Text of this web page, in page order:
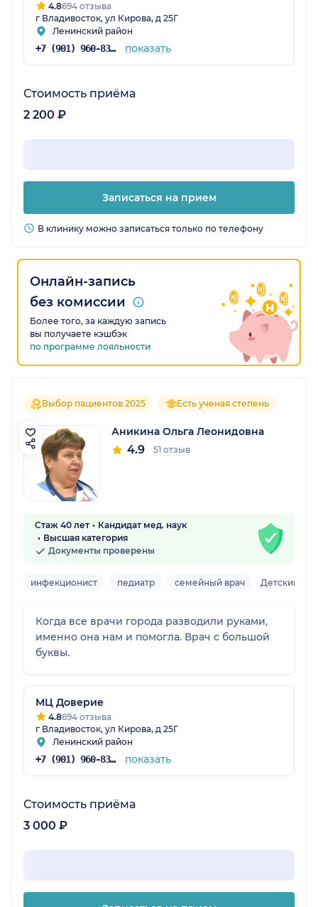
4.8694 отзыва
г Владивосток, ул Кирова, д 25Г
Ленинский район
+7 (901) 960-83-47 показать
Стоимость приёма
2 200 ₽
Записаться на прием
В клинику можно записаться только по телефону
Онлайн-запись
без комиссии
Более того, за каждую запись
вы получаете кэшбэк
по программе лояльности
Выбор пациентов 2025 Есть ученая степень
Аникина Ольга Леонидовна
4.9 51 отзыв
Стаж 40 лет
Кандидат мед. наук
Высшая категория
Документы проверены
инфекционист педиатр семейный врач Детский
Когда все врачи города разводили руками,
именно она нам и помогла. Врач с большой
буквы.
МЦ Доверие
4.8694 отзыва
г Владивосток, ул Кирова, д 25Г
Ленинский район
+7 (901) 960-83-47 показать
Стоимость приёма
3 000 ₽